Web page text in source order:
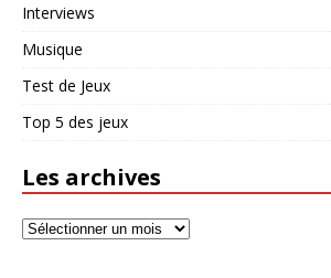
Interviews
Musique
Test de Jeux
Top 5 des jeux
Les archives